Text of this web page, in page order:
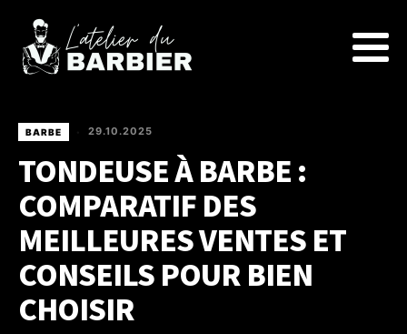
BARBE 29.10.2025
TONDEUSE À BARBE :
COMPARATIF DES
MEILLEURES VENTES ET
CONSEILS POUR BIEN
CHOISIR